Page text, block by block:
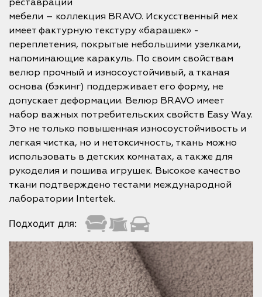
мебели – коллекция BRAVO. Искусственный мех
имеет фактурную текстуру «барашек» -
переплетения, покрытые небольшими узелками,
напоминающие каракуль. По своим свойствам
велюр прочный и износоустойчивый, а тканая
основа (бэкинг) поддерживает его форму, не
допускает деформации. Велюр BRAVO имеет
набор важных потребительских свойств Easy Way.
Это не только повышенная износоустойчивость и
легкая чистка, но и нетоксичность, ткань можно
использовать в детских комнатах, а также для
рукоделия и пошива игрушек. Высокое качество
ткани подтверждено тестами международной
лаборатории Intertek.
Подходит для: